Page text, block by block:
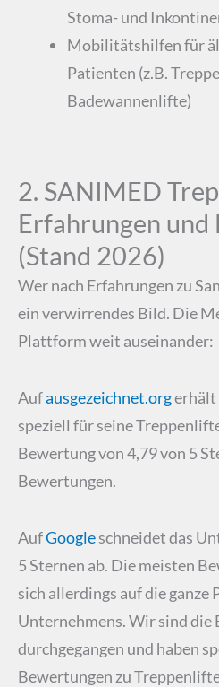
Stoma- und
Mobilitätshilfen für
Patienten (z.B.
Badewannenlifte)
2. SANIMED
Erfahrungen
(Stand 2026)
Wer nach Erfahrungen zu
ein verwirrendes Bild. Die
Plattform weit auseinander:
Aufausgezeichnet.orgerhält
speziell für seine
Bewertung von 4,79 von 5
Bewertungen.
AufGoogleschneidet das
5 Sternen ab. Die meisten
sich allerdings auf die ganze
Unternehmens. Wir sind die
durchgegangen und haben
Bewertungen zu